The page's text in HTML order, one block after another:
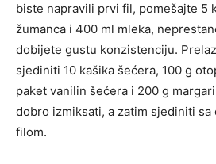
biste napravili prvi fil, pomešajte 5
žumanca i 400 ml mleka,
dobijete gustu konzistenciju.
sjediniti 10 kašika šećera, 100 g
paket vanilin šećera i 200 g
dobro izmiksati, a zatim sjediniti sa
filom.